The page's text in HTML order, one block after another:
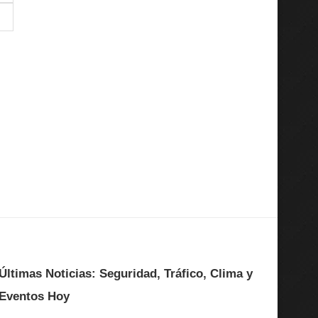
Noticias: Seguridad, Tráfico, Clima y
Hoy